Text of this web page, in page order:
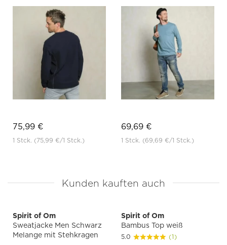
75,99 €
1 Stck. (75,99 €/1 Stck.)
69,69 €
1 Stck. (69,69 €/1 Stck.)
Kunden kauften auch
Spirit of Om
Sweatjacke Men Schwarz
Melange mit Stehkragen
Spirit of Om
Bambus Top weiß
5.0 (1)